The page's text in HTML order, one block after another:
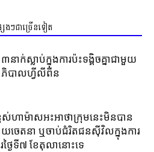
ងៗជាច្រើនទៀត
នាក់ស្លាប់ក្នុងការប៉ះទង្គិចគ្នាជាមួយ
ភិបាលហ្វីលីពីន
ពស់ហាម៉ាសអះអាថាក្រុមនេះមិនបាន
ចេតនា ឬចាប់ជំរិតជនស៊ីវិលក្នុងការ
ថ្ងៃទី៧ ខែតុលានោះទេ